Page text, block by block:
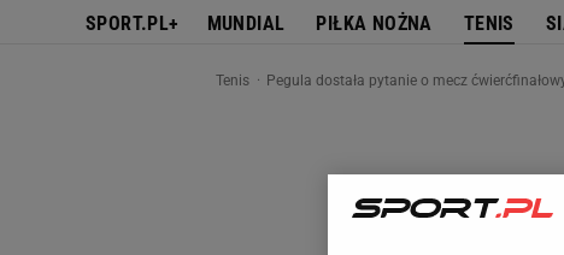
SPORT.PL+ MUNDIAL PIŁKA NOŻNA TENIS
Tenis Pegula dostała pytanie o mecz